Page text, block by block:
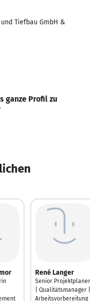
Tiefbau GmbH &
ganze Profil zu
René Langer
Senior Projektplaner
| Qualitätsmanager |
Arbeitsvorbereitung